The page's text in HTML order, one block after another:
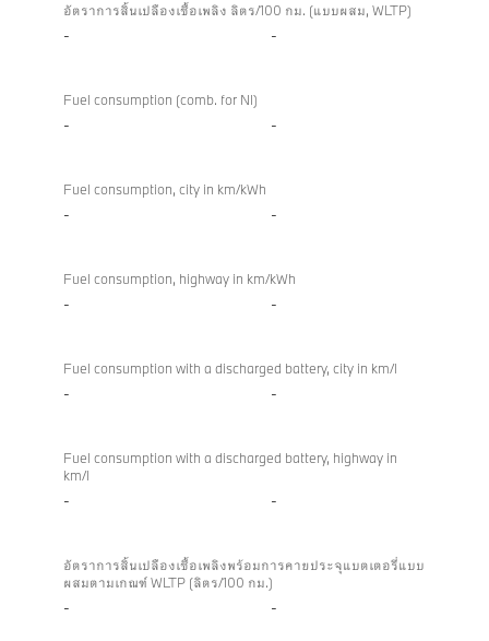
อัตราการสิ้นเปลืองเชื้อเพลิง ลิตร/100 กม. (แบบผสม, WLTP)
- -
Fuel consumption (comb. for NI)
- -
Fuel consumption, city in km/kWh
- -
Fuel consumption, highway in km/kWh
- -
Fuel consumption with a discharged battery, city in km/l
- -
Fuel consumption with a discharged battery, highway in
km/l
- -
อัตราการสิ้นเปลืองเชื้อเพลิงพร้อมการคายประจุแบตเตอรี่แบบ
ผสมตามเกณฑ์ WLTP (ลิตร/100 กม.)
- -